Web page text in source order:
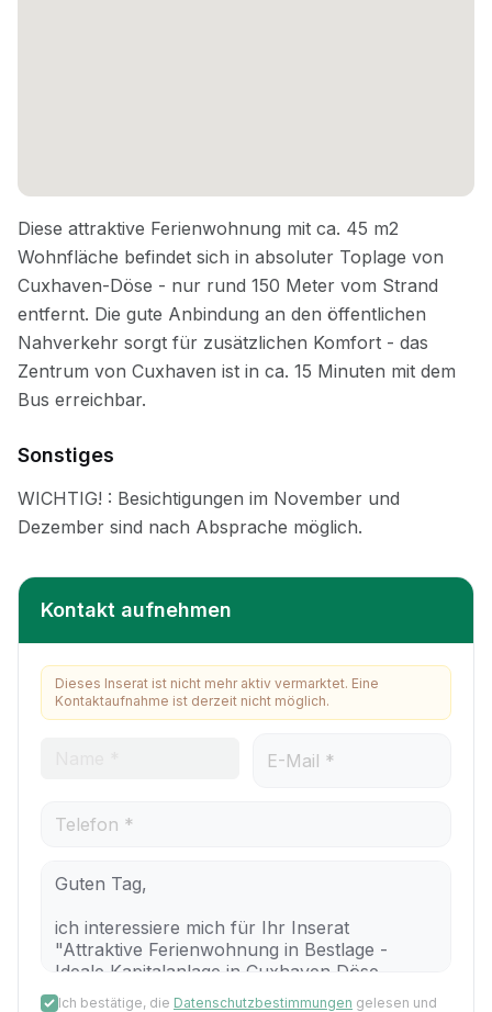
Sonstiges
Kontakt aufnehmen
Dieses Inserat ist nicht mehr aktiv vermarktet. Eine
Kontaktaufnahme ist derzeit nicht möglich.
Ich bestätige, die Datenschutzbestimmungen gelesen und